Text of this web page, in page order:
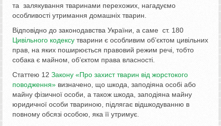
та залякування тваринами перехожих, нагадуємо
особливості утримання домашніх тварин.
Відповідно до законодавства України, а саме ст. 180
Цивільного кодексу тварини є особливим об’єктом цивільних
прав, на яких поширюється правовий режим речі, тобто
собака є майном, об’єктом права власності.
Статтею 12 Закону «Про захист тварин від жорстокого
поводження» визначено, що шкода, заподіяна особі або
майну фізичної особи, а також шкода, заподіяна майну
юридичної особи твариною, підлягає відшкодуванню в
повному обсязі особою, яка її утримує.